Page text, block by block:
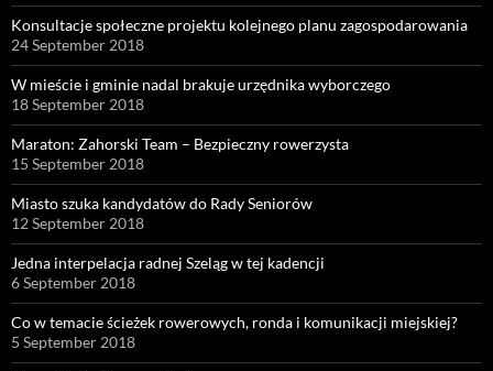
Konsultacje społeczne projektu kolejnego planu zagospodarowania
24 September 2018
W mieście i gminie nadal brakuje urzędnika wyborczego
18 September 2018
Maraton: Zahorski Team – Bezpieczny rowerzysta
15 September 2018
Miasto szuka kandydatów do Rady Seniorów
12 September 2018
Jedna interpelacja radnej Szeląg w tej kadencji
6 September 2018
Co w temacie ścieżek rowerowych, ronda i komunikacji miejskiej?
5 September 2018